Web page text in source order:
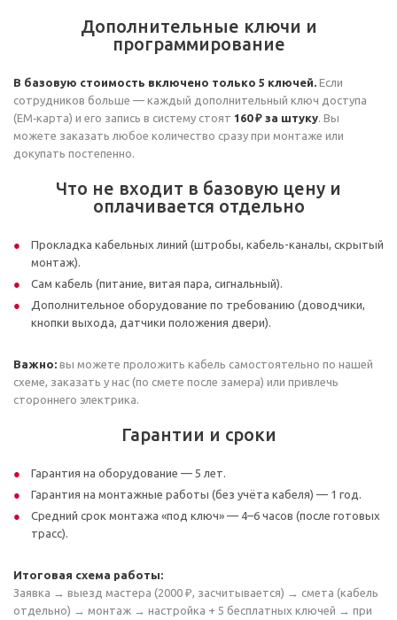
Дополнительные ключи и
программирование
В базовую стоимость включено только 5 ключей. Если
сотрудников больше — каждый дополнительный ключ доступа
(EM‑карта) и его запись в систему стоят 160 ₽ за штуку . Вы
можете заказать любое количество сразу при монтаже или
докупать постепенно.
Что не входит в базовую цену и
оплачивается отдельно
Прокладка кабельных линий (штробы, кабель-каналы, скрытый
монтаж).
Сам кабель (питание, витая пара, сигнальный).
Дополнительное оборудование по требованию (доводчики,
кнопки выхода, датчики положения двери).
Важно: вы можете проложить кабель самостоятельно по нашей
схеме, заказать у нас (по смете после замера) или привлечь
стороннего электрика.
Гарантии и сроки
Гарантия на оборудование — 5 лет.
Гарантия на монтажные работы (без учёта кабеля) — 1 год.
Средний срок монтажа «под ключ» — 4–6 часов (после готовых
трасс).
Итоговая схема работы:
Заявка → выезд мастера (2000 ₽, засчитывается) → смета (кабель
отдельно) → монтаж → настройка + 5 бесплатных ключей → при